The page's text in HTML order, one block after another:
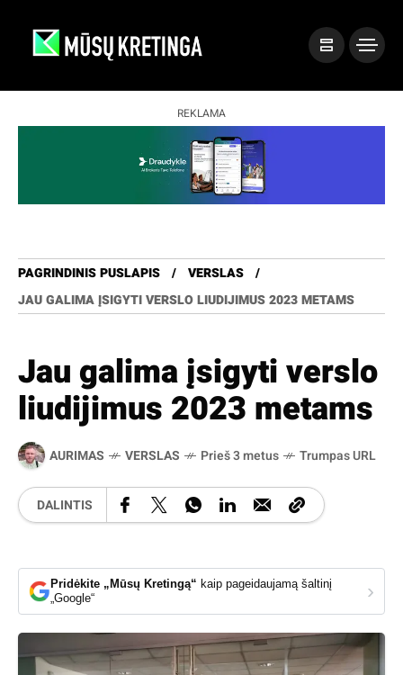
REKLAMA
PAGRINDINIS PUSLAPIS
VERSLAS
JAU GALIMA ĮSIGYTI VERSLO LIUDIJIMUS 2023 METAMS
Jau galima įsigyti verslo
liudijimus 2023 metams
AURIMAS VERSLAS Prieš 3 metus Trumpas URL
DALINTIS
Pridėkite „Mūsų Kretingą“ kaip pageidaujamą šaltinį
„Google“
›